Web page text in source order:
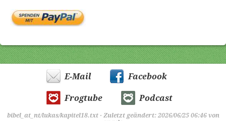
E-Mail Facebook
Frogtube Podcast
bibel_at_nt/lukas/kapitel18.txt· Zuletzt geändert: 2026/06/25 06:46 von